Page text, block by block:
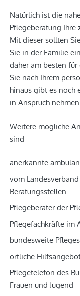
Natürlich ist die
Pflegeberatung Ihre
Mit dieser sollten
Sie in der Familie
daher am besten
Sie nach Ihrem
hinaus gibt es noch
in Anspruch
Weitere mögliche
sind
anerkannte
vom
Beratungsstellen
Pflegeberater der
Pflegefachkräfte im
bundesweite
örtliche
Pflegetelefon des
Frauen und Jugend